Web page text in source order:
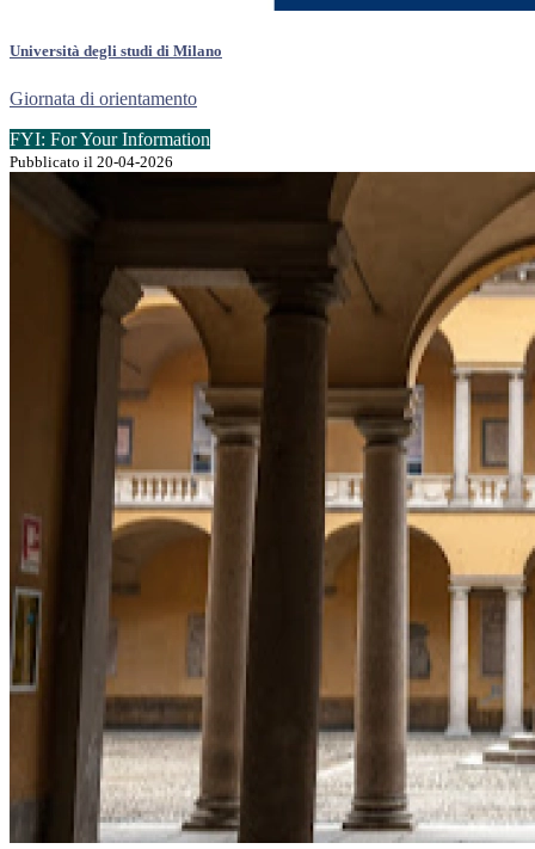
Università degli studi di Milano
Giornata di orientamento
FYI: For Your Information
Pubblicato il 20-04-2026